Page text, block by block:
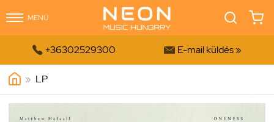
MENÜ
 +36302529300  E-mail küldés »
» LP